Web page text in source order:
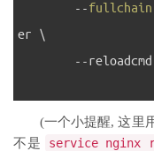
--fullchain
er
\
--reloadcmd
(一个小提醒, 这里
不是
service nginx